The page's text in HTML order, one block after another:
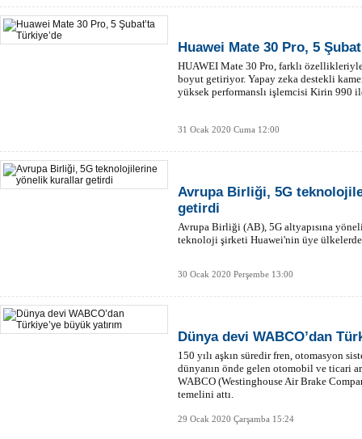
Huawei Mate 30 Pro, 5
HUAWEI Mate 30 Pro, farklı
boyut getiriyor. Yapay zeka destekli
yüksek performanslı işlemcisi Kirin 990
31 Ocak 2020 Cuma 12:00
Avrupa Birliği, 5G
getirdi
Avrupa Birliği (AB), 5G altyapısına
teknoloji şirketi Huawei'nin üye
30 Ocak 2020 Perşembe 13:00
Dünya devi WABCO’dan
150 yılı aşkın süredir fren, otomasyon
dünyanın önde gelen otomobil ve ticari
WABCO (Westinghouse Air Brake
temelini attı.
29 Ocak 2020 Çarşamba 15:24